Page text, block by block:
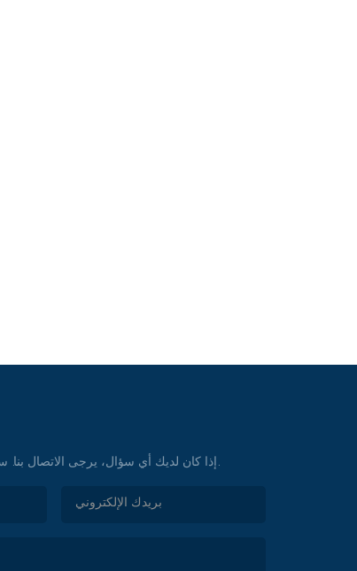
إذا كان لديك أي سؤال، يرجى الاتصال بنا. سنكون في خدمتكم في أي وقت.